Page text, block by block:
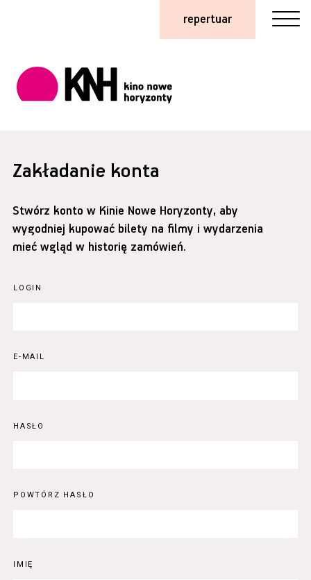
repertuar
Zakładanie konta
Stwórz konto w Kinie Nowe Horyzonty, aby
wygodniej kupować bilety na filmy i wydarzenia
mieć wgląd w historię zamówień.
LOGIN
E-MAIL
HASŁO
POWTÓRZ HASŁO
IMIĘ